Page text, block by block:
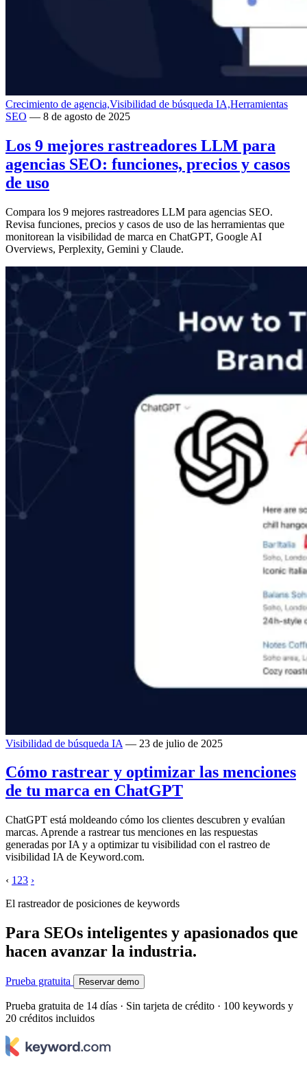
Crecimiento de agencia,Visibilidad de búsqueda IA,Herramientas
SEO — 8 de agosto de 2025
Los 9 mejores rastreadores LLM para
agencias SEO: funciones, precios y casos
de uso
Compara los 9 mejores rastreadores LLM para agencias SEO.
Revisa funciones, precios y casos de uso de las herramientas que
monitorean la visibilidad de marca en ChatGPT, Google AI
Overviews, Perplexity, Gemini y Claude.
Visibilidad de búsqueda IA — 23 de julio de 2025
Cómo rastrear y optimizar las menciones
de tu marca en ChatGPT
ChatGPT está moldeando cómo los clientes descubren y evalúan
marcas. Aprende a rastrear tus menciones en las respuestas
generadas por IA y a optimizar tu visibilidad con el rastreo de
visibilidad IA de Keyword.com.
‹ 1 23 ›
El rastreador de posiciones de keywords
Para SEOs inteligentes y apasionados que
hacen avanzar la industria.
Prueba gratuita Reservar demo
Prueba gratuita de 14 días · Sin tarjeta de crédito · 100 keywords y
20 créditos incluidos